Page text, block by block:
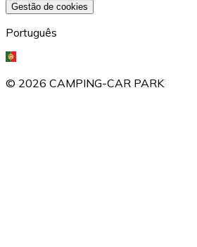
Gestão de cookies
Português
© 2026 CAMPING-CAR PARK